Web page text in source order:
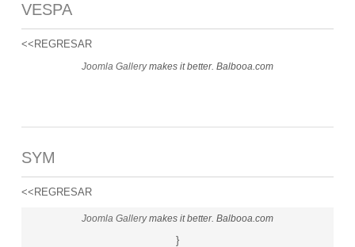
VESPA
<<REGRESAR
Joomla Gallerymakes it better. Balbooa.com
SYM
<<REGRESAR
Joomla Gallerymakes it better. Balbooa.com
}